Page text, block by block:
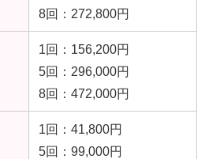
8回：272,800円
1回：156,200円
5回：296,000円
8回：472,000円
1回：41,800円
5回：99,000円